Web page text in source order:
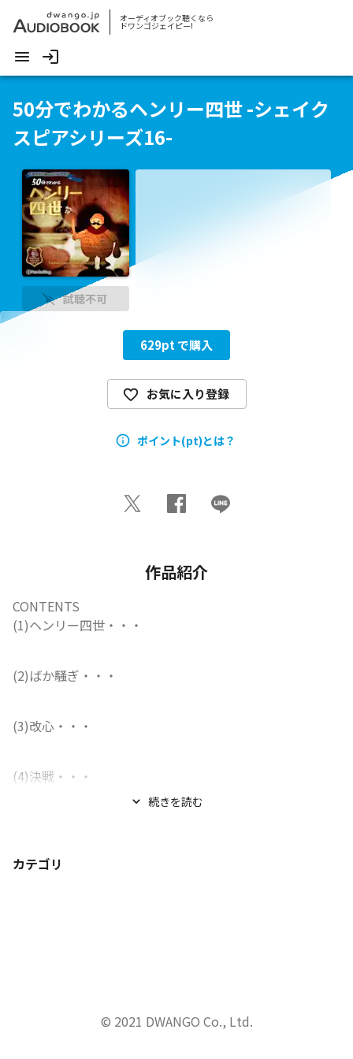
オーディオブック聴くなら
ドワンゴジェイピー!
50分でわかるヘンリー四世 -シェイク
スピアシリーズ16-
試聴不可
629pt で購入
お気に入り登録
ポイント(pt)とは？
作品紹介
CONTENTS
(1)ヘンリー四世・・・
(2)ばか騒ぎ・・・
(3)改心・・・
(4)決戦・・・
続きを読む
カテゴリ
© 2021 DWANGO Co., Ltd.